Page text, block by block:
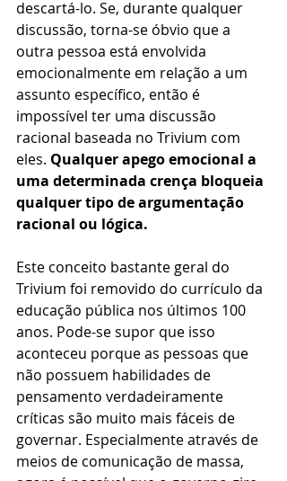
descartá-lo. Se, durante qualquer
discussão, torna-se óbvio que a
outra pessoa está envolvida
emocionalmente em relação a um
assunto específico, então é
impossível ter uma discussão
racional baseada no Trivium com
eles. Qualquer apego emocional a
uma determinada crença bloqueia
qualquer tipo de argumentação
racional ou lógica.
Este conceito bastante geral do
Trivium foi removido do currículo da
educação pública nos últimos 100
anos. Pode-se supor que isso
aconteceu porque as pessoas que
não possuem habilidades de
pensamento verdadeiramente
críticas são muito mais fáceis de
governar. Especialmente através de
meios de comunicação de massa,